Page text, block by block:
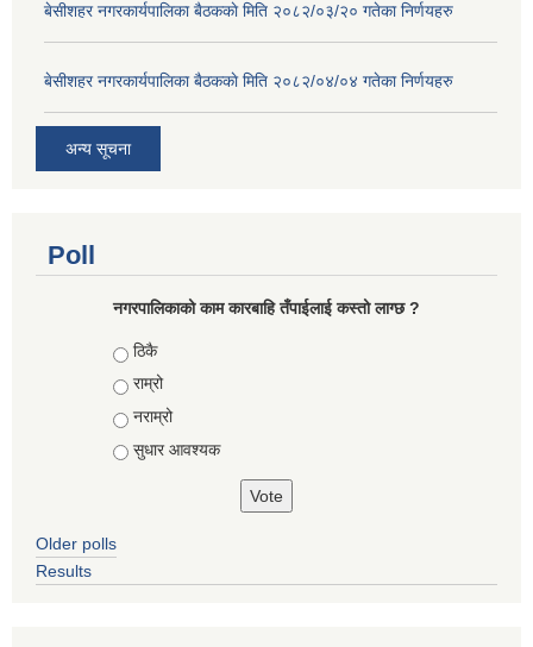
बे‍‍सीशहर नगरकार्यपालिका बैठककाे मिति २०८२/०३/२० गतेका निर्णयहरु
बे‍‍सीशहर नगरकार्यपालिका बैठककाे मिति २०८२/०४/०४ गतेका निर्णयहरु
अन्य सूचना
Poll
नगरपालिकाको काम कारबाहि तँपाईलाई कस्तो लाग्छ ?
Choices
ठिकै
राम्रो
नराम्रो
सुधार आवश्यक
Older polls
Results